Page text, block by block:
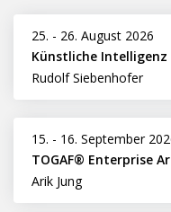
25. - 26. August 2026
Rudolf Siebenhofer
15. - 16. September
TOGAF® Enterprise
Arik Jung